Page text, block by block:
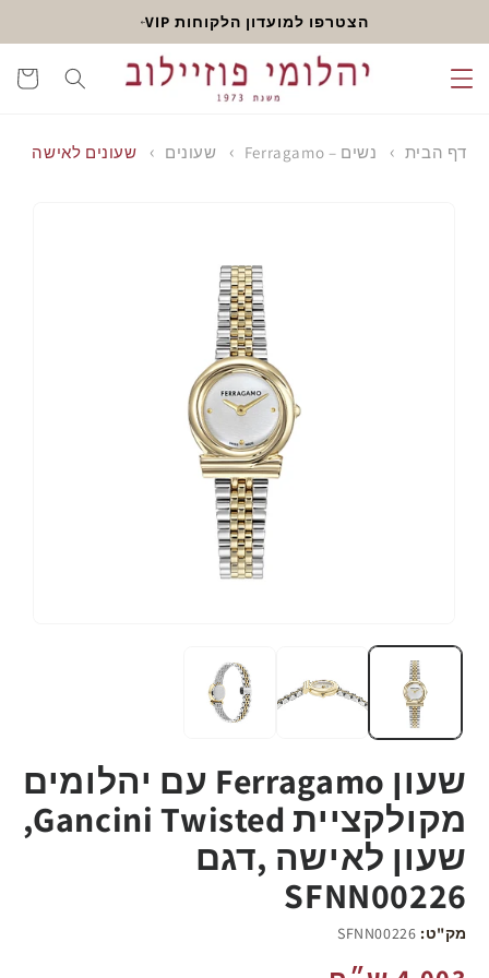
הצטרפו למועדון הלקוחות VIP
עגלה
דף הבית נשים – Ferragamo שעונים שעונים לאישה
שעון Ferragamo עם יהלומים
מקולקציית Gancini Twisted,
שעון לאישה ,דגם
SFNN00226
מק"ט: SFNN00226